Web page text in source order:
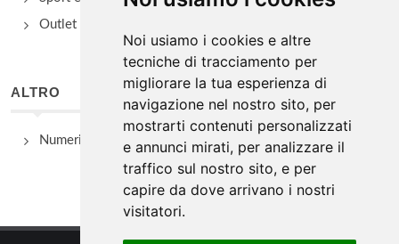
Noi usiamo i cookies e altre
tecniche di tracciamento per
migliorare la tua esperienza di
navigazione nel nostro sito, per
mostrarti contenuti personalizzati
e annunci mirati, per analizzare il
traffico sul nostro sito, e per
capire da dove arrivano i nostri
visitatori.
Outlet e spacci aziendali
ALTRO
Numeri Utili